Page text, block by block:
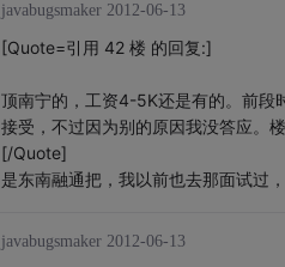
javabugsmaker 2012-06-13
[Quote=引用 42 楼 的回复:]
顶南宁的，工资4-5K还是有的。前段
接受，不过因为别的原因我没答应。
[/Quote]
是东南融通把，我以前也去那面试过
javabugsmaker 2012-06-13